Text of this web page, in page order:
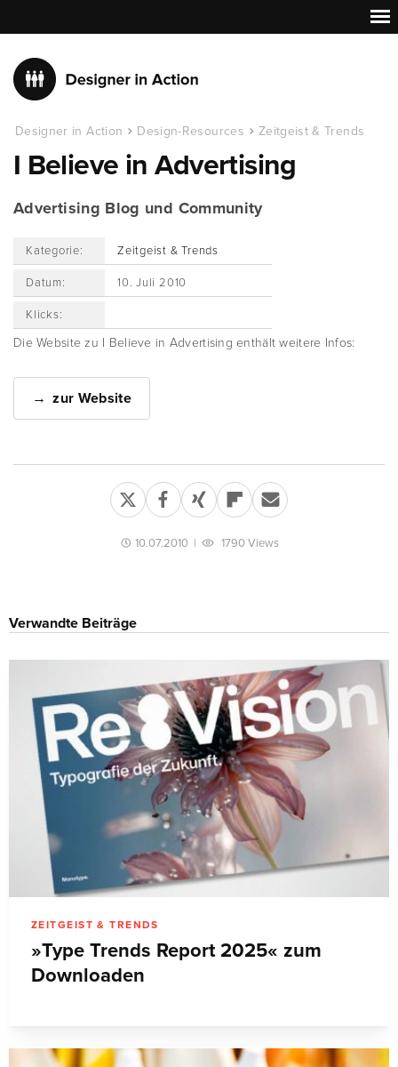
Designer in Action Design-Resources Zeitgeist & Trends
I Believe in Advertising
Advertising Blog und Community
Kategorie: Zeitgeist & Trends
Datum: 10. Juli 2010
Klicks:
Die Website zu I Believe in Advertising enthält weitere Infos:
zur Website
10.07.2010| 1790 Views
Verwandte Beiträge
ZEITGEIST & TRENDS
»Type Trends Report 2025« zum
Downloaden